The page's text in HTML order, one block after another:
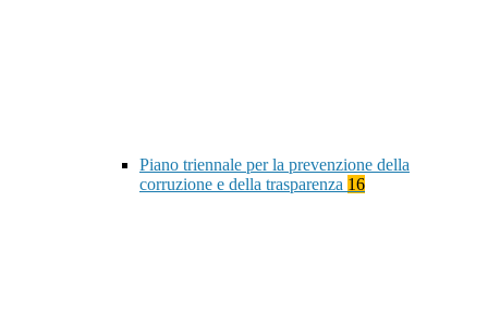
Piano triennale per la prevenzione della
corruzione e della trasparenza 16